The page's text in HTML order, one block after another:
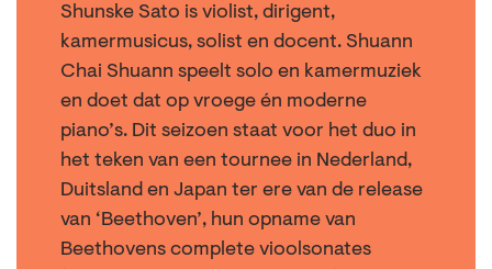
Shunske Sato is violist, dirigent,
kamermusicus, solist en docent. Shuann
Chai Shuann speelt solo en kamermuziek
en doet dat op vroege én moderne
piano’s. Dit seizoen staat voor het duo in
het teken van een tournee in Nederland,
Duitsland en Japan ter ere van de release
van ‘Beethoven’, hun opname van
Beethovens complete vioolsonates